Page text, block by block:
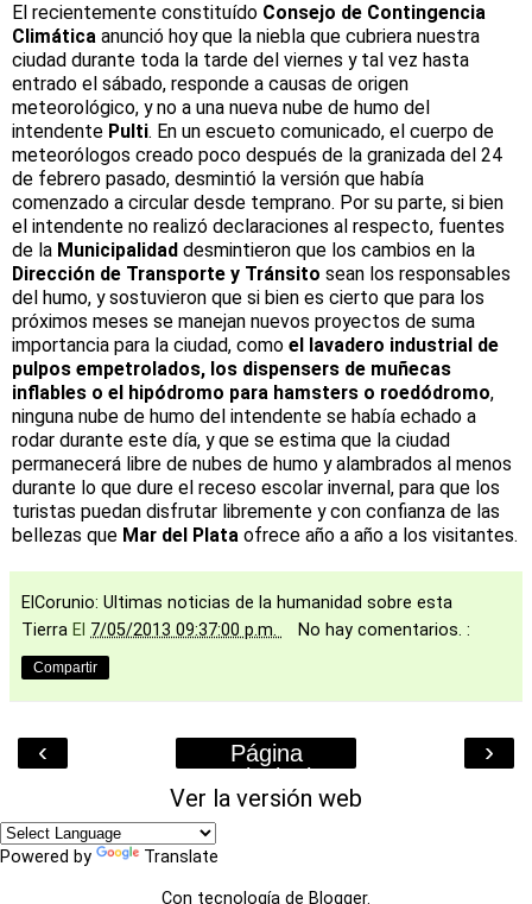
El recientemente constituído Consejo de Contingencia
Climática anunció hoy que la niebla que cubriera nuestra
ciudad durante toda la tarde del viernes y tal vez hasta
entrado el sábado, responde a causas de origen
meteorológico, y no a una nueva nube de humo del
intendente Pulti. En un escueto comunicado, el cuerpo de
meteorólogos creado poco después de la granizada del 24
de febrero pasado, desmintió la versión que había
comenzado a circular desde temprano. Por su parte, si bien
el intendente no realizó declaraciones al respecto, fuentes
de la Municipalidad desmintieron que los cambios en la
Dirección de Transporte y Tránsito sean los responsables
del humo, y sostuvieron que si bien es cierto que para los
próximos meses se manejan nuevos proyectos de suma
importancia para la ciudad, como el lavadero industrial de
pulpos empetrolados, los dispensers de muñecas
inflables o el hipódromo para hamsters o roedódromo,
ninguna nube de humo del intendente se había echado a
rodar durante este día, y que se estima que la ciudad
permanecerá libre de nubes de humo y alambrados al menos
durante lo que dure el receso escolar invernal, para que los
turistas puedan disfrutar libremente y con confianza de las
bellezas que Mar del Plata ofrece año a año a los visitantes.
ElCorunio: Ultimas noticias de la humanidad sobre esta
Tierra El 7/05/2013 09:37:00 p.m. No hay comentarios. :
Compartir
‹ ›
Página
Principal
Ver la versión web
Powered by Translate
Con tecnología de Blogger.